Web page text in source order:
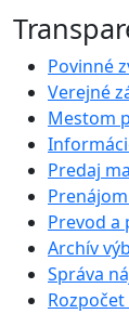
Povinné
Verejné
Mestom
Predaj
Prevod a
Archív
Správa